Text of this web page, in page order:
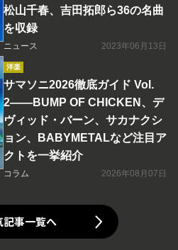
松山千春、吉田拓郎ら36の名曲
を収録
ニュース 2023年06月13日
洋楽
サマソニ2026徹底ガイド Vol.
2――BUMP OF CHICKEN、デ
ヴィッド・バーン、サカナクシ
ョン、BABYMETALなど注目ア
クトを一挙紹介
コラム 2026年08月07日
記事一覧へ